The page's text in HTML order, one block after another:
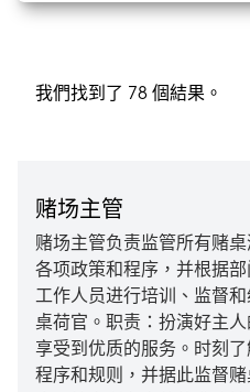
Technical Services
我們找到了 78 個結果。
赌场主管
赌场主管负责监管所有赌
各项政策和程序，并根据
工作人员进行培训、监督
桌荷官。职责：扮演好主
享受到优质的服务。时刻
程序和规则，并据此监督